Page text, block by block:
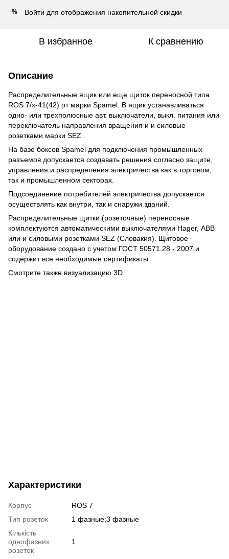
% Войти для отображения накопительной скидки
В избранное К сравнению
Описание
Распределительные ящик или еще щиток переносной типа
ROS 7/x-41(42) от марки Spamel. В ящик устанавливаться
одно- или трехполюсные авт. выключатели, выкл. питания или
переключатель направления вращения и и силовые
розетками марки SEZ .
На базе боксов Spamel для подключения промышленных
разъемов допускается создавать решения согласно защите,
управления и распределения электричества как в торговом,
так и промышленном секторах.
Подсоединение потребителей электричества допускается
осуществлять как внутри, так и снаружи зданий.
Распределительные щитки (розеточные) переносные
комплектуются автоматическими выключателями Hager, АВВ
или и силовыми розетками SEZ (Словакия). Щитовое
оборудование создано с учетом ГОСТ 50571.28 - 2007 и
содержит все необходимые сертификаты.
Смотрите также визуализацию 3D
Характеристики
Корпус
ROS 7
Тип розеток
1 фазные;3 фазные
Кількість
однофазних
розеток
1